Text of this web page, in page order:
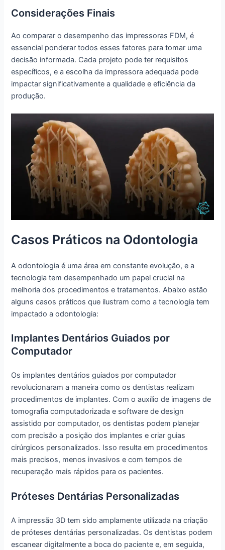
Considerações Finais
Ao comparar o desempenho das impressoras FDM, é
essencial ponderar todos esses fatores para tomar uma
decisão informada. Cada projeto pode ter requisitos
específicos, e a escolha da impressora adequada pode
impactar significativamente a qualidade e eficiência da
produção.
Casos Práticos na Odontologia
A odontologia é uma área em constante evolução, e a
tecnologia tem desempenhado um papel crucial na
melhoria dos procedimentos e tratamentos. Abaixo estão
alguns casos práticos que ilustram como a tecnologia tem
impactado a odontologia:
Implantes Dentários Guiados por
Computador
Os implantes dentários guiados por computador
revolucionaram a maneira como os dentistas realizam
procedimentos de implantes. Com o auxílio de imagens de
tomografia computadorizada e software de design
assistido por computador, os dentistas podem planejar
com precisão a posição dos implantes e criar guias
cirúrgicos personalizados. Isso resulta em procedimentos
mais precisos, menos invasivos e com tempos de
recuperação mais rápidos para os pacientes.
Próteses Dentárias Personalizadas
A impressão 3D tem sido amplamente utilizada na criação
de próteses dentárias personalizadas. Os dentistas podem
escanear digitalmente a boca do paciente e, em seguida,